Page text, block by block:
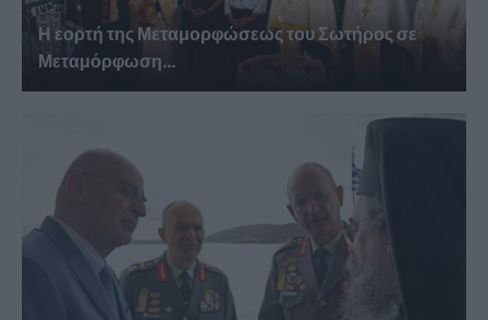
Η εορτή της Μεταμορφώσεως του Σωτήρος σε
Μεταμόρφωση...